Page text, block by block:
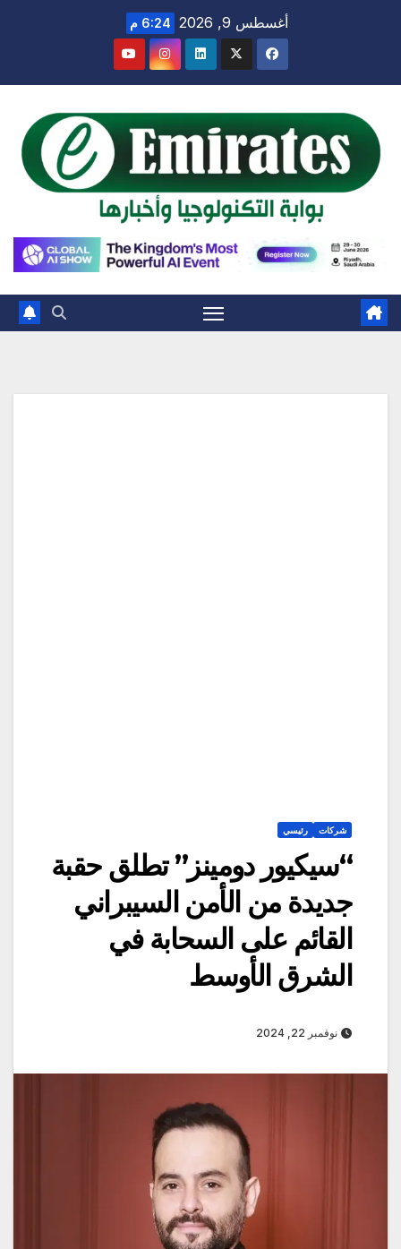
أغسطس 9, 2026 6:24 م
شركات رئيسي
“سيكيور دومينز” تطلق حقبة
جديدة من الأمن السيبراني
القائم على السحابة في
الشرق الأوسط
نوفمبر 22, 2024